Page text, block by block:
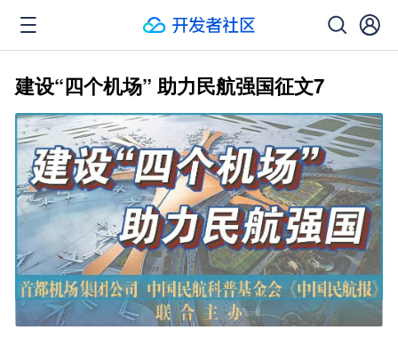
建设“四个机场” 助力民航强国征文7